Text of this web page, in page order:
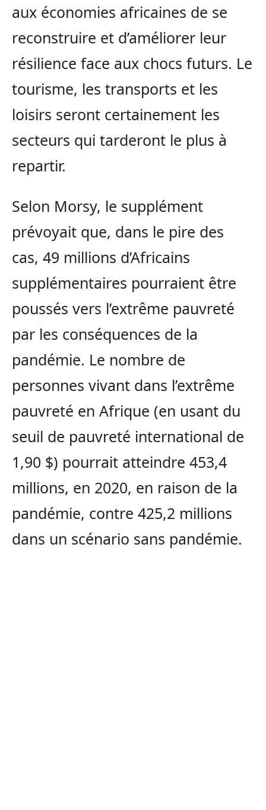
aux économies africaines de se
reconstruire et d’améliorer leur
résilience face aux chocs futurs. Le
tourisme, les transports et les
loisirs seront certainement les
secteurs qui tarderont le plus à
repartir.
Selon Morsy, le supplément
prévoyait que, dans le pire des
cas, 49 millions d’Africains
supplémentaires pourraient être
poussés vers l’extrême pauvreté
par les conséquences de la
pandémie. Le nombre de
personnes vivant dans l’extrême
pauvreté en Afrique (en usant du
seuil de pauvreté international de
1,90 $) pourrait atteindre 453,4
millions, en 2020, en raison de la
pandémie, contre 425,2 millions
dans un scénario sans pandémie.